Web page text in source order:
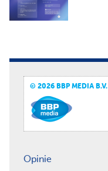
© 2026 BBP MEDIA B.V.
Opinie